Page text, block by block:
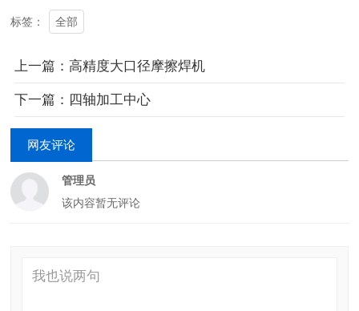
标签： 全部
上一篇：高精度大口径摩擦焊机
下一篇：四轴加工中心
网友评论
管理员
该内容暂无评论